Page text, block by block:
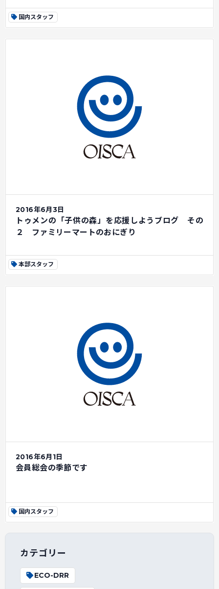
国内スタッフ
2016年6月3日
トゥメンの「子供の森」を応援しようブログ その
２ ファミリーマートのおにぎり
本部スタッフ
2016年6月1日
会員総会の季節です
国内スタッフ
カテゴリー
ECO-DRR